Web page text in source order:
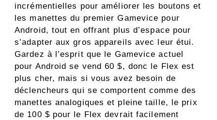
incrémentielles pour améliorer les boutons et
les manettes du premier Gamevice pour
Android, tout en offrant plus d’espace pour
s’adapter aux gros appareils avec leur étui.
Gardez à l’esprit que le Gamevice actuel
pour Android se vend 60 $, donc le Flex est
plus cher, mais si vous avez besoin de
déclencheurs qui se comportent comme des
manettes analogiques et pleine taille, le prix
de 100 $ pour le Flex devrait facilement